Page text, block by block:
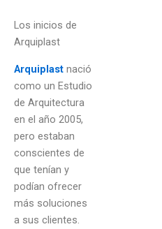
Los inicios de
Arquiplast
Arquiplast nació
como un Estudio
de Arquitectura
en el año 2005,
pero estaban
conscientes de
que tenían y
podían ofrecer
más soluciones
a sus clientes.